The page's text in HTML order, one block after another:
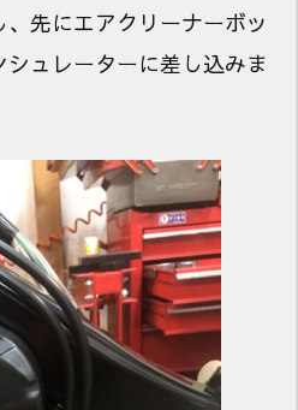
先にエアクリーナーボッ
ュレーターに差し込みま